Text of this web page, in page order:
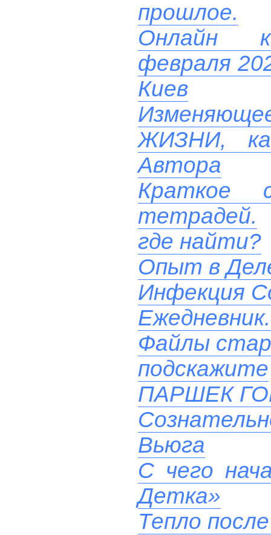
прошлое.
Онлайн
февраля
Киев
ЖИЗНИ,
Автора
Краткое
тетрадей.
где найти?
Опыт в
Инфекция
Файлы
подскажите
ПАРШЕК
Вьюга
С чего
Детка»
Тепло